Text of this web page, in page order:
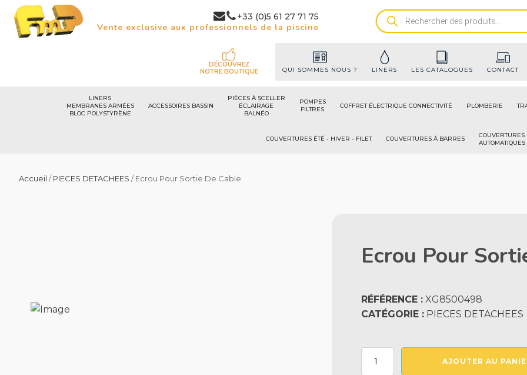
+33 (0)5 61 27 71 75
Vente exclusive aux professionnels de la piscine
Recherche
de
DÉCOUVREZ
NOTRE BOUTIQUE
QUI SOMMES NOUS ? LINERS LES CATALOGUES CONTACT
LINERS
MEMBRANES ARMÉES
BLOC POLYSTYRÈNE
ACCESSOIRES BASSIN
PIÈCES À SCELLER
ÉCLAIRAGE
BALNÉO
POMPES
FILTRES
COFFRET ÉLECTRIQUE CONNECTIVITÉ PLOMBERIE
COUVERTURES ÉTÉ - HIVER - FILET COUVERTURES À BARRES
COUVERTURES
AUTOMATIQUES
Accueil /PIECES DETACHEES / Ecrou Pour Sortie De Cable
Ecrou Pour
RÉFÉRENCE : XG8500498
CATÉGORIE : PIECES DETACHEES
quantité
AJOUTER AU